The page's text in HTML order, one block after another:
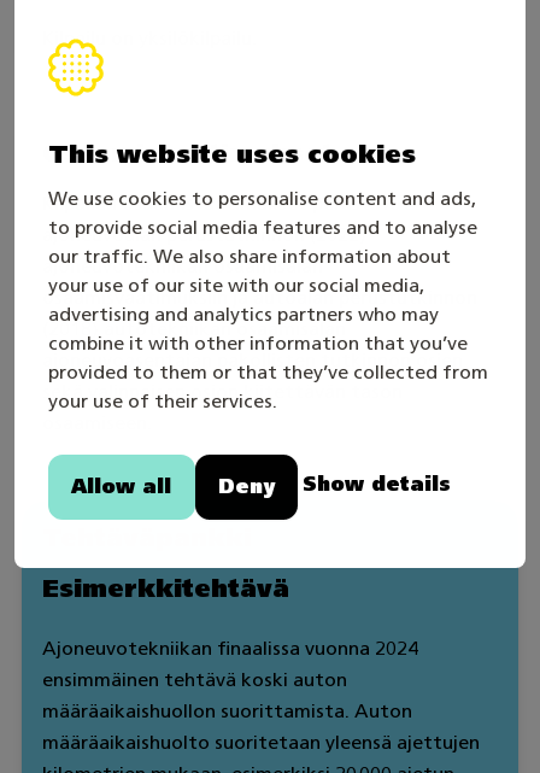
This website uses cookies
We use cookies to personalise content and ads,
to provide social media features and to analyse
our traffic. We also share information about
your use of our site with our social media,
advertising and analytics partners who may
combine it with other information that you’ve
provided to them or that they’ve collected from
your use of their services.
Allow all Deny Show details
Kilpailu on yksilökilpailu.
Osaamisvaatimukset
Kilpailun osaamisvaatimukset perustuvat
ajoneuvoalan perustutkinnon (2022)
ajoneuvotekniikan osaamisalan
osaamisvaatimuksiin ja autoalan perustutkinnon
(2018) autotekniikan osaamisalan
ajoneuvoasentajan pakollisten tutkinnon osien
sekä valinnaisen osion kiitettävän tason
Esimerkkitehtävä
Ajoneuvotekniikan finaalissa vuonna 2024
ensimmäinen tehtävä koski auton
määräaikaishuollon suorittamista. Auton
määräaikaishuolto suoritetaan yleensä ajettujen